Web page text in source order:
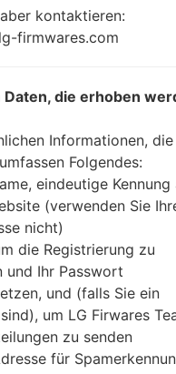
der
(4.37
1000
-
kontaktieren:
firmwares.com
die erhoben
Informationen, die
Folgendes:
eindeutige Kennung
(verwenden Sie
nicht)
die Registrierung zu
und Ihr Passwort
und (falls Sie ein
um LG Firwares
zu senden
für